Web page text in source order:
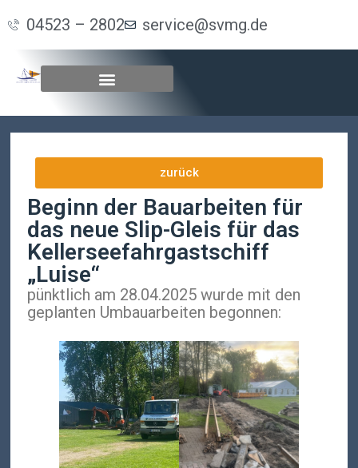
04523 – 2802 service@svmg.de
zurück
Beginn der Bauarbeiten für
das neue Slip-Gleis für das
Kellerseefahrgastschiff
„Luise“
pünktlich am 28.04.2025 wurde mit den
geplanten Umbauarbeiten begonnen: